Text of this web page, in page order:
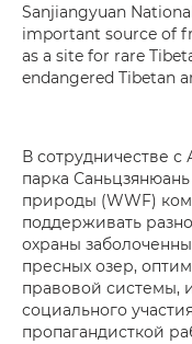
Sanjiangyuan
important source of
as a site for rare
endangered Tibetan
В сотрудничестве
парка
природы (WWF)
поддерживать
охраны
пресных озер,
правовой системы,
социального
пропагандисткой